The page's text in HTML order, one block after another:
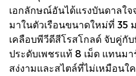
เอกลักษณ์อันได้แรงบันดาลใ
มาในตัวเรือนขนาดใหม่ที่ 35
เคลือบพีวีดีสีโรสโกลด์ จับคู่กั
ประดับเพชรแท้ 8 เม็ด แทนม
สง่งามและสไตล์ที่ไม่เหมือนใ